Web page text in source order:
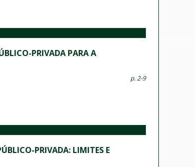
PRIVADA PARA A
p. 2-9
PRIVADA: LIMITES E